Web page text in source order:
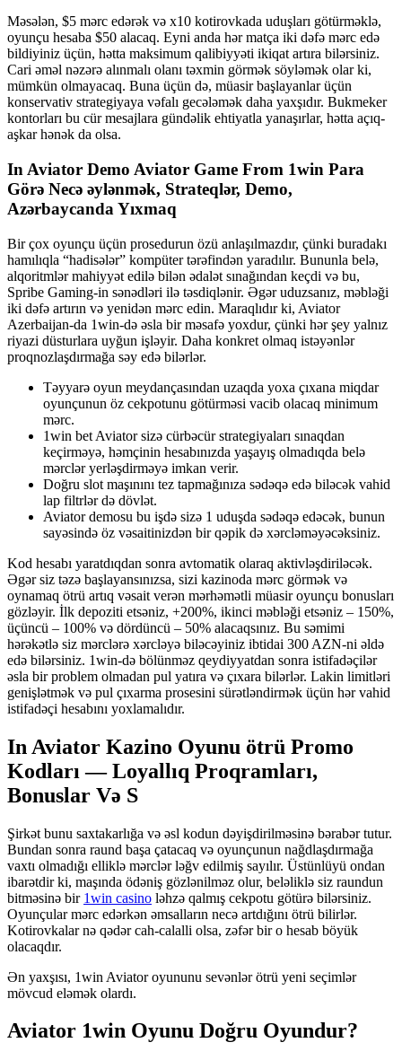
Məsələn, $5 mərc edərək və x10 kotirovkada uduşları götürməklə,
oyunçu hesaba $50 alacaq. Eyni anda hər matça iki dəfə mərc edə
bildiyiniz üçün, hətta maksimum qalibiyyəti ikiqat artıra bilərsiniz.
Cari əməl nəzərə alınmalı olanı təxmin görmək söyləmək olar ki,
mümkün olmayacaq. Buna üçün də, müasir başlayanlar üçün
konservativ strategiyaya vəfalı gecələmək daha yaxşıdır. Bukmeker
kontorları bu cür mesajlara gündəlik ehtiyatla yanaşırlar, hətta açıq-
aşkar hənək da olsa.
In Aviator Demo Aviator Game From 1win Para
Görə Necə əylənmək, Strateqlər, Demo,
Azərbaycanda Yıxmaq
Bir çox oyunçu üçün prosedurun özü anlaşılmazdır, çünki buradakı
hamılıqla “hadisələr” kompüter tərəfindən yaradılır. Bununla belə,
alqoritmlər mahiyyət edilə bilən ədalət sınağından keçdi və bu,
Spribe Gaming-in sənədləri ilə təsdiqlənir. Əgər uduzsanız, məbləği
iki dəfə artırın və yenidən mərc edin. Maraqlıdır ki, Aviator
Azerbaijan-da 1win-də əsla bir məsafə yoxdur, çünki hər şey yalnız
riyazi düsturlara uyğun işləyir. Daha konkret olmaq istəyənlər
proqnozlaşdırmağa səy edə bilərlər.
Təyyarə oyun meydançasından uzaqda yoxa çıxana miqdar
oyunçunun öz cekpotunu götürməsi vacib olacaq minimum
mərc.
1win bet Aviator sizə cürbəcür strategiyaları sınaqdan
keçirməyə, həmçinin hesabınızda yaşayış olmadıqda belə
mərclər yerləşdirməyə imkan verir.
Doğru slot maşınını tez tapmağınıza sədəqə edə biləcək vahid
lap filtrlər də dövlət.
Aviator demosu bu işdə sizə 1 uduşda sədəqə edəcək, bunun
sayəsində öz vəsaitinizdən bir qəpik də xərcləməyəcəksiniz.
Kod hesabı yaratdıqdan sonra avtomatik olaraq aktivləşdiriləcək.
Əgər siz təzə başlayansınızsa, sizi kazinoda mərc görmək və
oynamaq ötrü artıq vəsait verən mərhəmətli müasir oyunçu bonusları
gözləyir. İlk depoziti etsəniz, +200%, ikinci məbləği etsəniz – 150%,
üçüncü – 100% və dördüncü – 50% alacaqsınız. Bu səmimi
hərəkətlə siz mərclərə xərcləyə biləcəyiniz ibtidai 300 AZN-ni əldə
edə bilərsiniz. 1win-də bölünməz qeydiyyatdan sonra istifadəçilər
əsla bir problem olmadan pul yatıra və çıxara bilərlər. Lakin limitləri
genişlətmək və pul çıxarma prosesini sürətləndirmək üçün hər vahid
istifadəçi hesabını yoxlamalıdır.
In Aviator Kazino Oyunu ötrü Promo
Kodları — Loyallıq Proqramları,
Bonuslar Və S
Şirkət bunu saxtakarlığa və əsl kodun dəyişdirilməsinə bərabər tutur.
Bundan sonra raund başa çatacaq və oyunçunun nağdlaşdırmağa
vaxtı olmadığı elliklə mərclər ləğv edilmiş sayılır. Üstünlüyü ondan
ibarətdir ki, maşında ödəniş gözlənilməz olur, beləliklə siz raundun
bitməsinə bir 1win casino ləhzə qalmış cekpotu götürə bilərsiniz.
Oyunçular mərc edərkən əmsalların necə artdığını ötrü bilirlər.
Kotirovkalar nə qədər cah-calalli olsa, zəfər bir o hesab böyük
olacaqdır.
Ən yaxşısı, 1win Aviator oyununu sevənlər ötrü yeni seçimlər
mövcud eləmək olardı.
Aviator 1win Oyunu Doğru Oyundur?